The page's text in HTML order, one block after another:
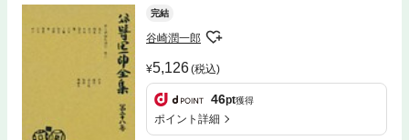
完結
谷崎潤一郎
5,126(税込)
46pt獲得
ポイント詳細